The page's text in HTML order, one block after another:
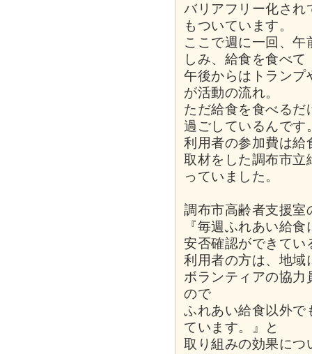
バリアフリー化され
もついています。
ここで週に一回、
しみ、給食を食べて
午後からはトランプ
が活動の流れ。
ただ給食を食べる
過ごしているんです
利用者の参加費は
取材をした調布市立
っていました。
調布市高齢者支援室
『毎週ふれあい給
安否確認ができてい
利用者の方は、地域
ボランティアの協力
ので
ふれあい給食以外で
ています。』と
取り組みの効果につ